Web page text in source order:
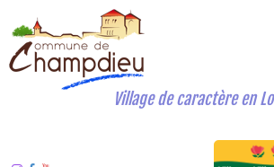
Village de caractère en